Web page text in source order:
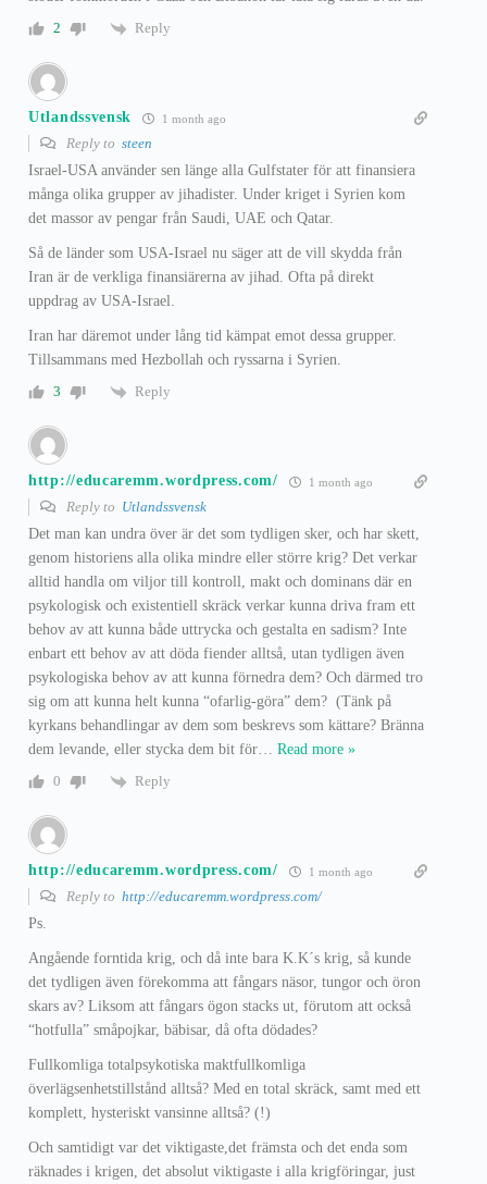
2
Reply
Utlandssvensk 1 month ago
Reply to steen
Israel-USA använder sen länge alla Gulfstater för att finansiera
många olika grupper av jihadister. Under kriget i Syrien kom
det massor av pengar från Saudi, UAE och Qatar.
Så de länder som USA-Israel nu säger att de vill skydda från
Iran är de verkliga finansiärerna av jihad. Ofta på direkt
uppdrag av USA-Israel.
Iran har däremot under lång tid kämpat emot dessa grupper.
Tillsammans med Hezbollah och ryssarna i Syrien.
3
Reply
http://educaremm.wordpress.com/ 1 month ago
Reply to Utlandssvensk
Det man kan undra över är det som tydligen sker, och har skett,
genom historiens alla olika mindre eller större krig? Det verkar
alltid handla om viljor till kontroll, makt och dominans där en
psykologisk och existentiell skräck verkar kunna driva fram ett
behov av att kunna både uttrycka och gestalta en sadism? Inte
enbart ett behov av att döda fiender alltså, utan tydligen även
psykologiska behov av att kunna förnedra dem? Och därmed tro
sig om att kunna helt kunna “ofarlig-göra” dem? (Tänk på
kyrkans behandlingar av dem som beskrevs som kättare? Bränna
dem levande, eller stycka dem bit för
Read more »
0
Reply
http://educaremm.wordpress.com/ 1 month ago
Reply to http://educaremm.wordpress.com/
Ps.
Angående forntida krig, och då inte bara K.K´s krig, så kunde
det tydligen även förekomma att fångars näsor, tungor och öron
skars av? Liksom att fångars ögon stacks ut, förutom att också
“hotfulla” småpojkar, bäbisar, då ofta dödades?
Fullkomliga totalpsykotiska maktfullkomliga
överlägsenhetstillstånd alltså? Med en total skräck, samt med ett
komplett, hysteriskt vansinne alltså? (!)
Och samtidigt var det viktigaste,det främsta och det enda som
räknades i krigen, det absolut viktigaste i alla krigföringar, just